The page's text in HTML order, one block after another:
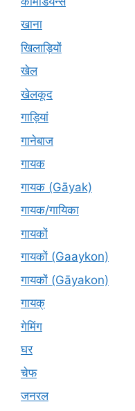
खाना
खिलाड़ियों
खेल
खेलकूद
गाड़ियां
गानेबाज
गायक
गायक (Gāyak)
गायक/गायिका
गायकों
गायकों (Gaaykon)
गायकों (Gāyakon)
गायक्
गेमिंग
घर
चेफ
जनरल